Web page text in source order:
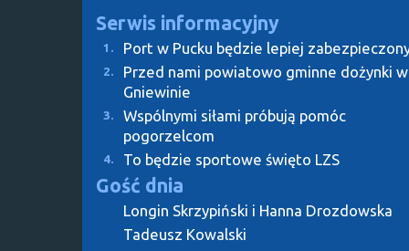
Serwis informacyjny
1. Port w Pucku będzie lepiej
2.
Przed nami powiatowo gminne dożynki w
Gniewinie
3.
Wspólnymi siłami próbują pomóc
pogorzelcom
4. To będzie sportowe święto LZS
Gość dnia
Longin Skrzypiński i Hanna Drozdowska
Tadeusz Kowalski